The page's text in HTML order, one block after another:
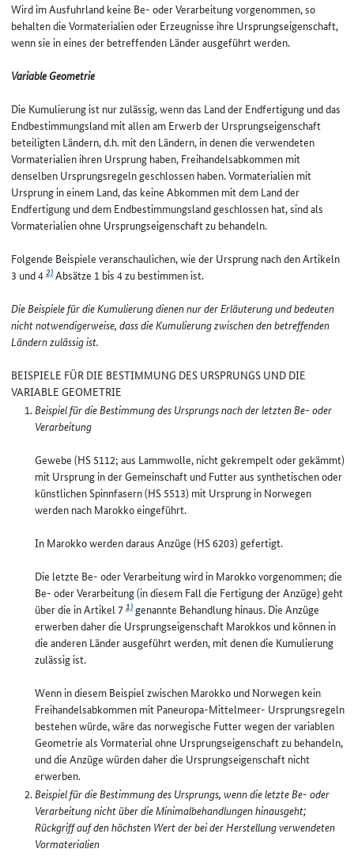
Wird im Ausfuhrland keine Be- oder Verarbeitung vorgenommen, so
behalten die Vormaterialien oder Erzeugnisse ihre Ursprungseigenschaft,
wenn sie in eines der betreffenden Länder ausgeführt werden.
Variable Geometrie
Die Kumulierung ist nur zulässig, wenn das Land der Endfertigung und das
Endbestimmungsland mit allen am Erwerb der Ursprungseigenschaft
beteiligten Ländern, d.h. mit den Ländern, in denen die verwendeten
Vormaterialien ihren Ursprung haben, Freihandelsabkommen mit
denselben Ursprungsregeln geschlossen haben. Vormaterialien mit
Ursprung in einem Land, das keine Abkommen mit dem Land der
Endfertigung und dem Endbestimmungsland geschlossen hat, sind als
Vormaterialien ohne Ursprungseigenschaft zu behandeln.
Folgende Beispiele veranschaulichen, wie der Ursprung nach den Artikeln
3 und 42)Absätze 1 bis 4 zu bestimmen ist.
Die Beispiele für die Kumulierung dienen nur der Erläuterung und bedeuten
nicht notwendigerweise, dass die Kumulierung zwischen den betreffenden
Ländern zulässig ist.
BEISPIELE FÜR DIE BESTIMMUNG DES URSPRUNGS UND DIE
VARIABLE GEOMETRIE
Beispiel für die Bestimmung des Ursprungs nach der letzten Be- oder
Verarbeitung
Gewebe (HS 5112; aus Lammwolle, nicht gekrempelt oder gekämmt)
mit Ursprung in der Gemeinschaft und Futter aus synthetischen oder
künstlichen Spinnfasern (HS 5513) mit Ursprung in Norwegen
werden nach Marokko eingeführt.
In Marokko werden daraus Anzüge (HS 6203) gefertigt.
Die letzte Be- oder Verarbeitung wird in Marokko vorgenommen; die
Be- oder Verarbeitung (in diesem Fall die Fertigung der Anzüge) geht
über die in Artikel 71)genannte Behandlung hinaus. Die Anzüge
erwerben daher die Ursprungseigenschaft Marokkos und können in
die anderen Länder ausgeführt werden, mit denen die Kumulierung
zulässig ist.
Wenn in diesem Beispiel zwischen Marokko und Norwegen kein
Freihandelsabkommen mit Paneuropa-Mittelmeer- Ursprungsregeln
bestehen würde, wäre das norwegische Futter wegen der variablen
Geometrie als Vormaterial ohne Ursprungseigenschaft zu behandeln,
und die Anzüge würden daher die Ursprungseigenschaft nicht
erwerben.
Beispiel für die Bestimmung des Ursprungs, wenn die letzte Be- oder
Verarbeitung nicht über die Minimalbehandlungen hinausgeht;
Rückgriff auf den höchsten Wert der bei der Herstellung verwendeten
Vormaterialien